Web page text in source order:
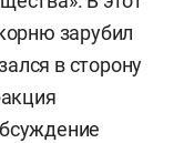
зарубил
в сторону